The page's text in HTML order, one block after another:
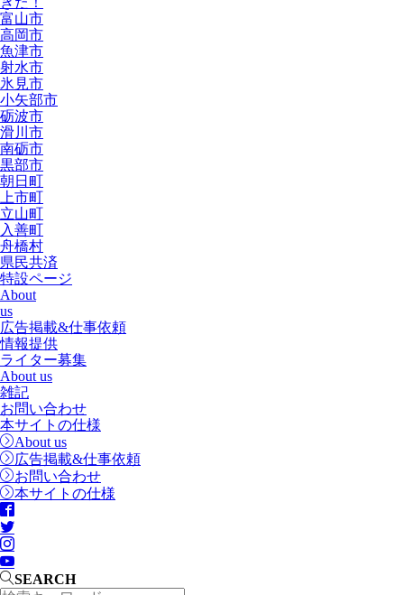
富山市
高岡市
魚津市
射水市
氷見市
小矢部市
砺波市
滑川市
南砺市
黒部市
朝日町
上市町
立山町
入善町
舟橋村
県民共済
特設ページ
About
us
広告掲載&仕事依頼
情報提供
ライター募集
About us
雑記
お問い合わせ
本サイトの仕様
About us
広告掲載&仕事依頼
お問い合わせ
本サイトの仕様
SEARCH